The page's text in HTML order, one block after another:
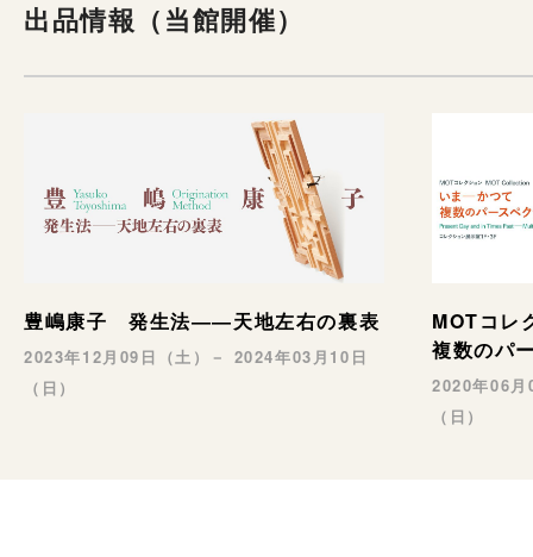
出品情報（当館開催）
豊嶋康子 発生法――天地左右の裏表
2023年12月09日（土）－ 2024年03月10日
（日）
MOTコ
複数のパ
2020年06
（日）